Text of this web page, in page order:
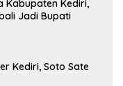
Kabupaten Kediri,
Jadi Bupati
Kediri, Soto Sate